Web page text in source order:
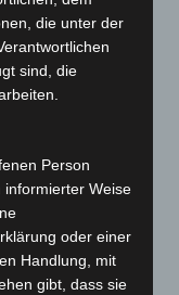
die unter der
sind, die
Person
Weise
oder einer
Handlung, mit
gibt, dass sie